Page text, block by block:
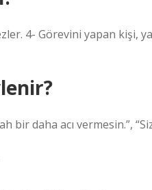
4- Görevini yapan kişi,
bir daha acı vermesin.”,